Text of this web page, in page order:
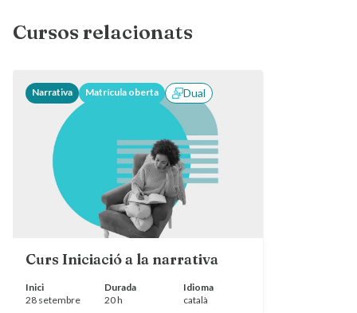
Cursos relacionats
Narrativa Matrícula oberta Dual
Curs Iniciació a la narrativa
Inici
28 setembre
Durada
20 h
Idioma
català